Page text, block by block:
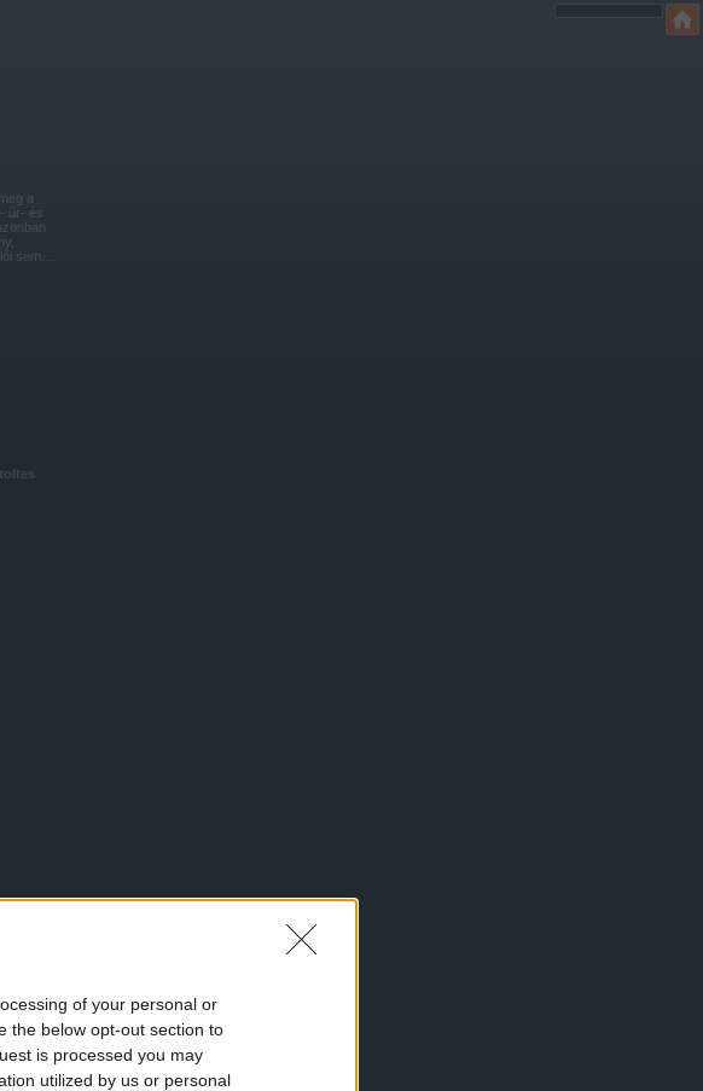
of your personal or
the below opt-out section to
is processed you may
utilized by us or personal
a
űr- és
sem…